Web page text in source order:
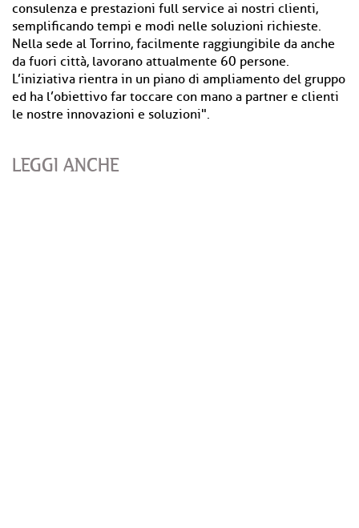
consulenza e prestazioni full service ai nostri clienti,
semplificando tempi e modi nelle soluzioni richieste.
Nella sede al Torrino, facilmente raggiungibile da anche
da fuori città, lavorano attualmente 60 persone.
L’iniziativa rientra in un piano di ampliamento del gruppo
ed ha l’obiettivo far toccare con mano a partner e clienti
le nostre innovazioni e soluzioni".
LEGGI ANCHE